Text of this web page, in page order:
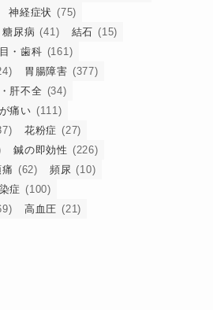
神経症状 (75)
糖尿病 (41) 結石 (15)
・歯科 (161)
胃腸障害 (377)
肝不全 (34)
痛い (111)
花粉症 (27)
鍼の即効性 (226)
(62) 頻尿 (10)
症 (100)
高血圧 (21)